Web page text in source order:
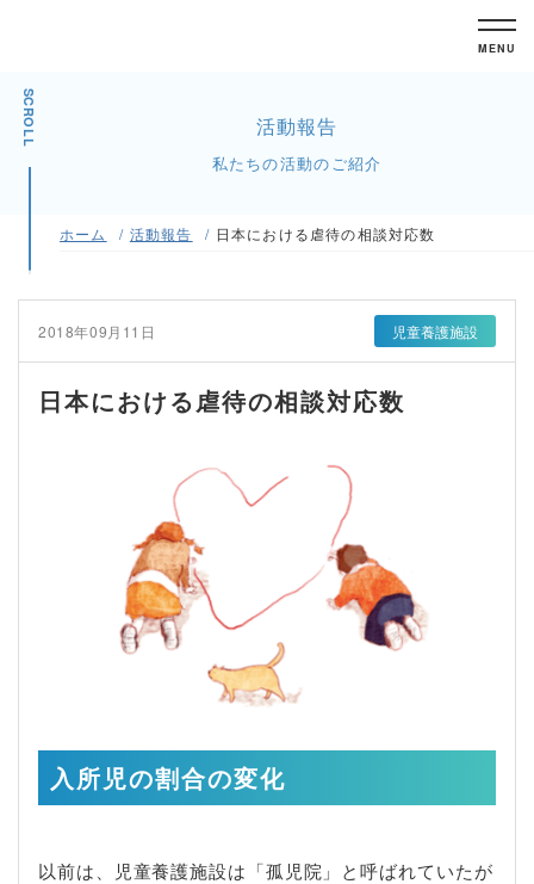
MENU
SCROLL 活動報告
私たちの活動のご紹介
ホーム 活動報告 日本における虐待の相談対応数
2018年09月11日 児童養護施設
日本における虐待の相談対応数
入所児の割合の変化
以前は、児童養護施設は「孤児院」と呼ばれていたが